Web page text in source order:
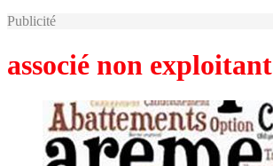
Publicité
associé non exploitant